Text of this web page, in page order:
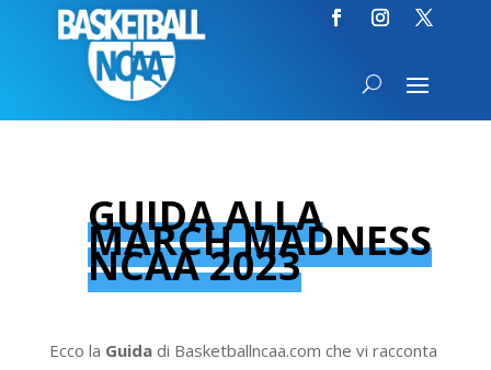
GUIDA ALLA
MARCH MADNESS
NCAA 2023
Ecco la Guidadi Basketballncaa.com che vi racconta